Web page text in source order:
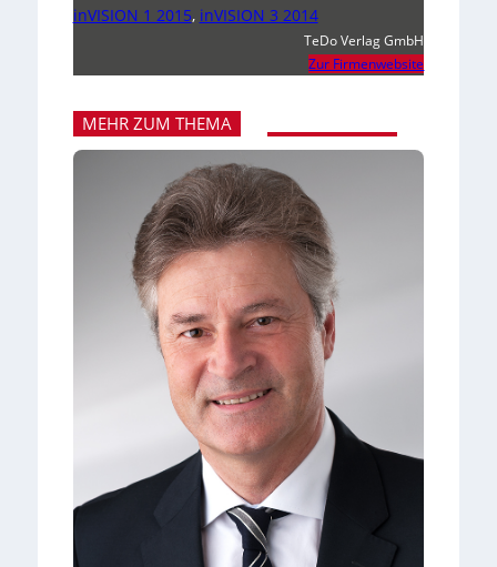
inVISION 1 2015, inVISION 3 2014
TeDo Verlag GmbH
Zur Firmenwebsite
MEHR ZUM THEMA